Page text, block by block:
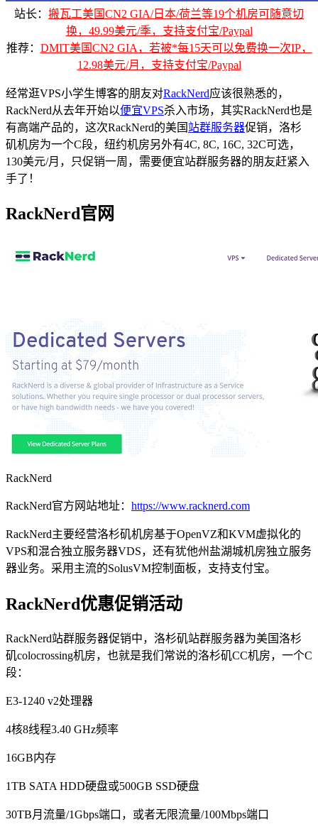
站长： 搬瓦工美国CN2 GIA/日本/荷兰等19个机房可随意切
换，49.99美元/季，支持支付宝/Paypal
推荐： DMIT美国CN2 GIA，若被*每15天可以免费换一次IP，
12.98美元/月，支持支付宝/Paypal
经常逛VPS小学生博客的朋友对RackNerd应该很熟悉的，
RackNerd从去年开始以便宜VPS杀入市场，其实RackNerd也是
有高端产品的，这次RackNerd的美国 站群服务器促销，洛杉
矶机房为一个C段，纽约机房另外有4C, 8C, 16C, 32C可选，
130美元/月，只促销一周，需要便宜站群服务器的朋友赶紧入
手了！
RackNerd官网
RackNerd
RackNerd官方网站地址： https://www.racknerd.com
RackNerd主要经营洛杉矶机房基于OpenVZ和KVM虚拟化的
VPS和混合独立服务器VDS，还有犹他州盐湖城机房独立服务
器业务。采用主流的SolusVM控制面板，支持支付宝。
RackNerd优惠促销活动
RackNerd站群服务器促销中，洛杉矶站群服务器为美国洛杉
矶colocrossing机房，也就是我们常说的洛杉矶CC机房，一个C
段：
E3-1240 v2处理器
4核8线程3.40 GHz频率
16GB内存
1TB SATA HDD硬盘或500GB SSD硬盘
30TB月流量/1Gbps端口，或者无限流量/100Mbps端口